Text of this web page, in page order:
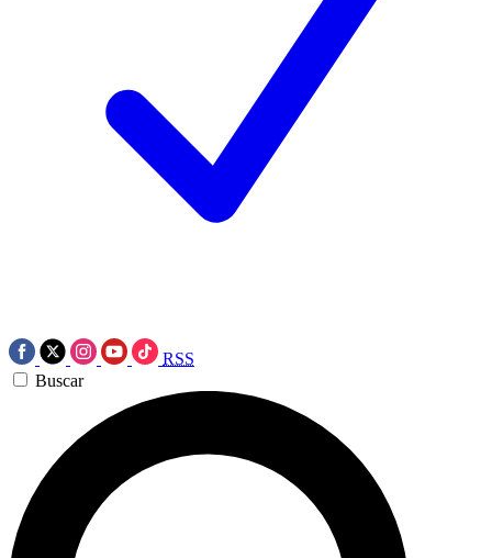
RSS
Buscar